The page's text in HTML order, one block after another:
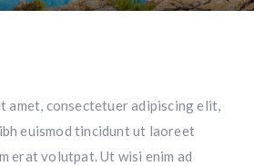
amet, consectetuer adipiscing elit,
euismod tincidunt ut laoreet
erat volutpat. Ut wisi enim ad